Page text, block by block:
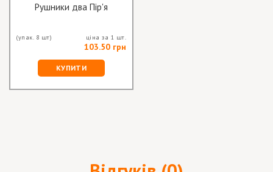
Рушники два Пір'я
(упак. 8 шт) ціна за 1 шт.
103.50 грн
КУПИТИ